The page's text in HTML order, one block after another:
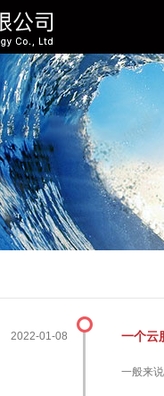
2022-01-08 一个云
一般来